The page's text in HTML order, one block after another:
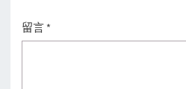
留言 *